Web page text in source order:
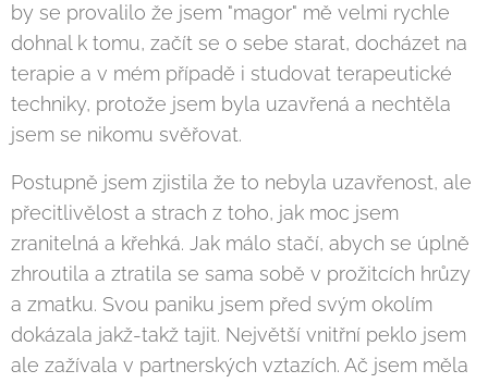
by se provalilo že jsem "magor" mě velmi rychle
dohnal k tomu, začít se o sebe starat, docházet na
terapie a v mém případě i studovat terapeutické
techniky, protože jsem byla uzavřená a nechtěla
jsem se nikomu svěřovat.
Postupně jsem zjistila že to nebyla uzavřenost, ale
přecitlivělost a strach z toho, jak moc jsem
zranitelná a křehká. Jak málo stačí, abych se úplně
zhroutila a ztratila se sama sobě v prožitcích hrůzy
a zmatku. Svou paniku jsem před svým okolím
dokázala jakž-takž tajit. Největší vnitřní peklo jsem
ale zažívala v partnerských vztazích. Ač jsem měla